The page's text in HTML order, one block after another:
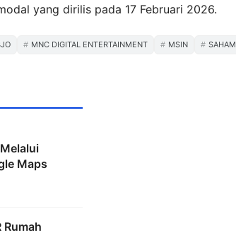
yang dirilis pada 17 Februari 2026.
MNC DIGITAL ENTERTAINMENT MSIN SAHAM
Maps
Rumah